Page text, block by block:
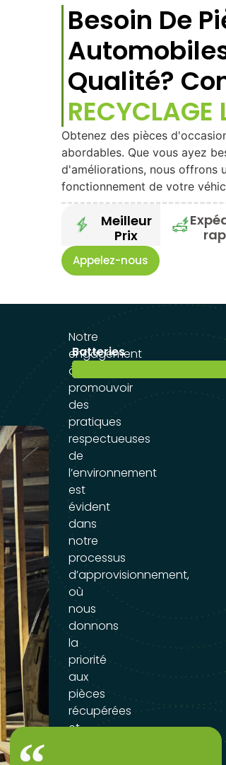
Besoin De
Qualité?
RECYCLAGE
Obtenez des pièces
abordables. Que vous ayez
d'améliorations, nous offrons
fonctionnement de votre
Appelez-nous
Meilleur
Prix
Notre
engagement
à
promouvoir
des
pratiques
respectueuses
de
l’environnement
est
évident
dans
notre
processus
d’approvisionnement,
où
nous
donnons
la
priorité
aux
pièces
récupérées
et
Batteries